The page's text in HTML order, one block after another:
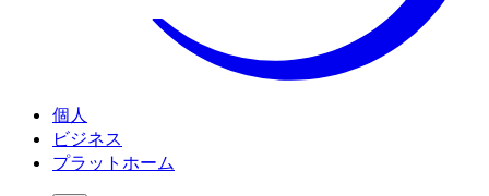
個人
ビジネス
プラットホーム